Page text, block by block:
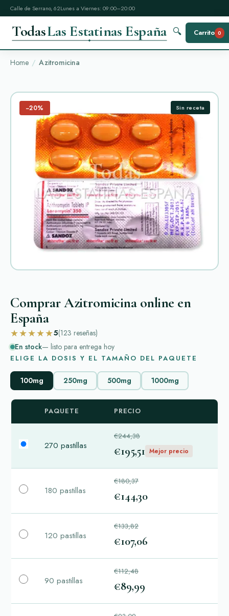
Calle de Serrano, 62Lunes a Viernes: 09:00–20:00
TodasLas Estatinas España 🔍 Carrito 0
Home Azitromicina
−20% Sin receta
Comprar Azitromicina online en
España
★★★★★5(123 reseñas)
En stock— listo para entrega hoy
ELIGE LA DOSIS Y EL TAMAÑO DEL PAQUETE
100mg 250mg 500mg 1000mg
PAQUETE PRECIO
270 pastillas
€244,38
€195,51 Mejor precio
180 pastillas
€180,37
€144,30
120 pastillas
€133,82
€107,06
90 pastillas
€112,48
€89,99